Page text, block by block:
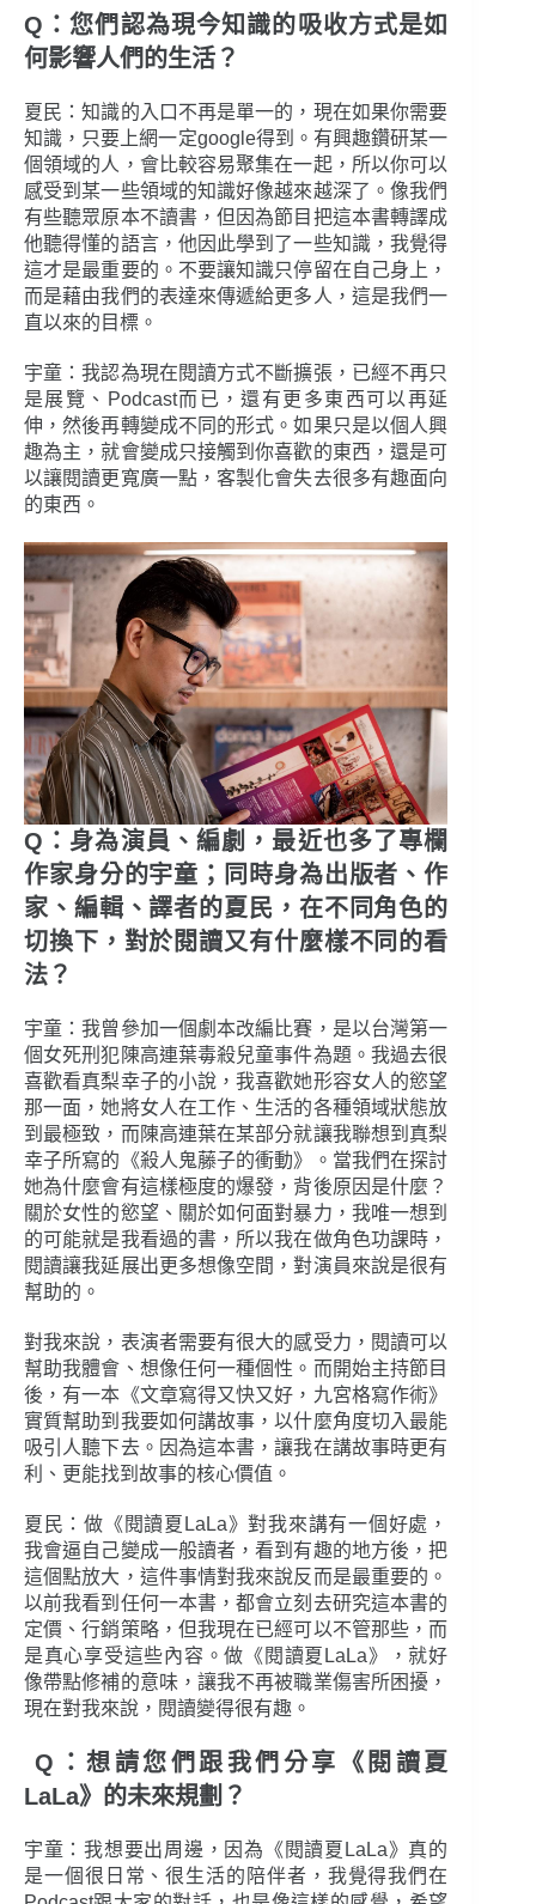
Q：您們認為現今知識的吸收方式是如
何影響人們的生活？
夏民：知識的入口不再是單一的，現在如果你需要
知識，只要上網一定google得到。有興趣鑽研某一
個領域的人，會比較容易聚集在一起，所以你可以
感受到某一些領域的知識好像越來越深了。像我們
有些聽眾原本不讀書，但因為節目把這本書轉譯成
他聽得懂的語言，他因此學到了一些知識，我覺得
這才是最重要的。不要讓知識只停留在自己身上，
而是藉由我們的表達來傳遞給更多人，這是我們一
直以來的目標。
宇童：我認為現在閱讀方式不斷擴張，已經不再只
是展覽、Podcast而已，還有更多東西可以再延
伸，然後再轉變成不同的形式。如果只是以個人興
趣為主，就會變成只接觸到你喜歡的東西，還是可
以讓閱讀更寬廣一點，客製化會失去很多有趣面向
的東西。
Q：身為演員、編劇，最近也多了專欄
作家身分的宇童；同時身為出版者、作
家、編輯、譯者的夏民，在不同角色的
切換下，對於閱讀又有什麼樣不同的看
法？
宇童：我曾參加一個劇本改編比賽，是以台灣第一
個女死刑犯陳高連葉毒殺兒童事件為題。我過去很
喜歡看真梨幸子的小說，我喜歡她形容女人的慾望
那一面，她將女人在工作、生活的各種領域狀態放
到最極致，而陳高連葉在某部分就讓我聯想到真梨
幸子所寫的《殺人鬼藤子的衝動》。當我們在探討
她為什麼會有這樣極度的爆發，背後原因是什麼？
關於女性的慾望、關於如何面對暴力，我唯一想到
的可能就是我看過的書，所以我在做角色功課時，
閱讀讓我延展出更多想像空間，對演員來說是很有
幫助的。
對我來說，表演者需要有很大的感受力，閱讀可以
幫助我體會、想像任何一種個性。而開始主持節目
後，有一本《文章寫得又快又好，九宮格寫作術》
實質幫助到我要如何講故事，以什麼角度切入最能
吸引人聽下去。因為這本書，讓我在講故事時更有
利、更能找到故事的核心價值。
夏民：做《閱讀夏LaLa》對我來講有一個好處，
我會逼自己變成一般讀者，看到有趣的地方後，把
這個點放大，這件事情對我來說反而是最重要的。
以前我看到任何一本書，都會立刻去研究這本書的
定價、行銷策略，但我現在已經可以不管那些，而
是真心享受這些內容。做《閱讀夏LaLa》，就好
像帶點修補的意味，讓我不再被職業傷害所困擾，
現在對我來說，閱讀變得很有趣。
Q：想請您們跟我們分享《閱讀夏
LaLa》的未來規劃？
宇童：我想要出周邊，因為《閱讀夏LaLa》真的
是一個很日常、很生活的陪伴者，我覺得我們在